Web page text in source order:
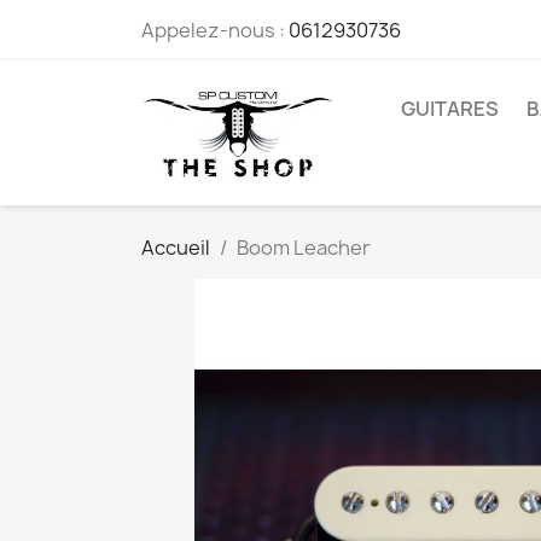
Appelez-nous : 0612930736
GUITARES
Accueil Boom Leacher